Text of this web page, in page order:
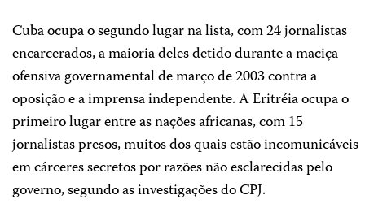
Cuba ocupa o segundo lugar na lista, com 24 jornalistas
encarcerados, a maioria deles detido durante a maciça
ofensiva governamental de março de 2003 contra a
oposição e a imprensa independente. A Eritréia ocupa o
primeiro lugar entre as nações africanas, com 15
jornalistas presos, muitos dos quais estão incomunicáveis
em cárceres secretos por razões não esclarecidas pelo
governo, segundo as investigações do CPJ.